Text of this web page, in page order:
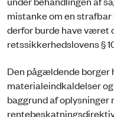
mistanke om en
derfor burde have været
retssikkerhedslovens §
Den pågældende borger
materialeindkaldelser
baggrund af